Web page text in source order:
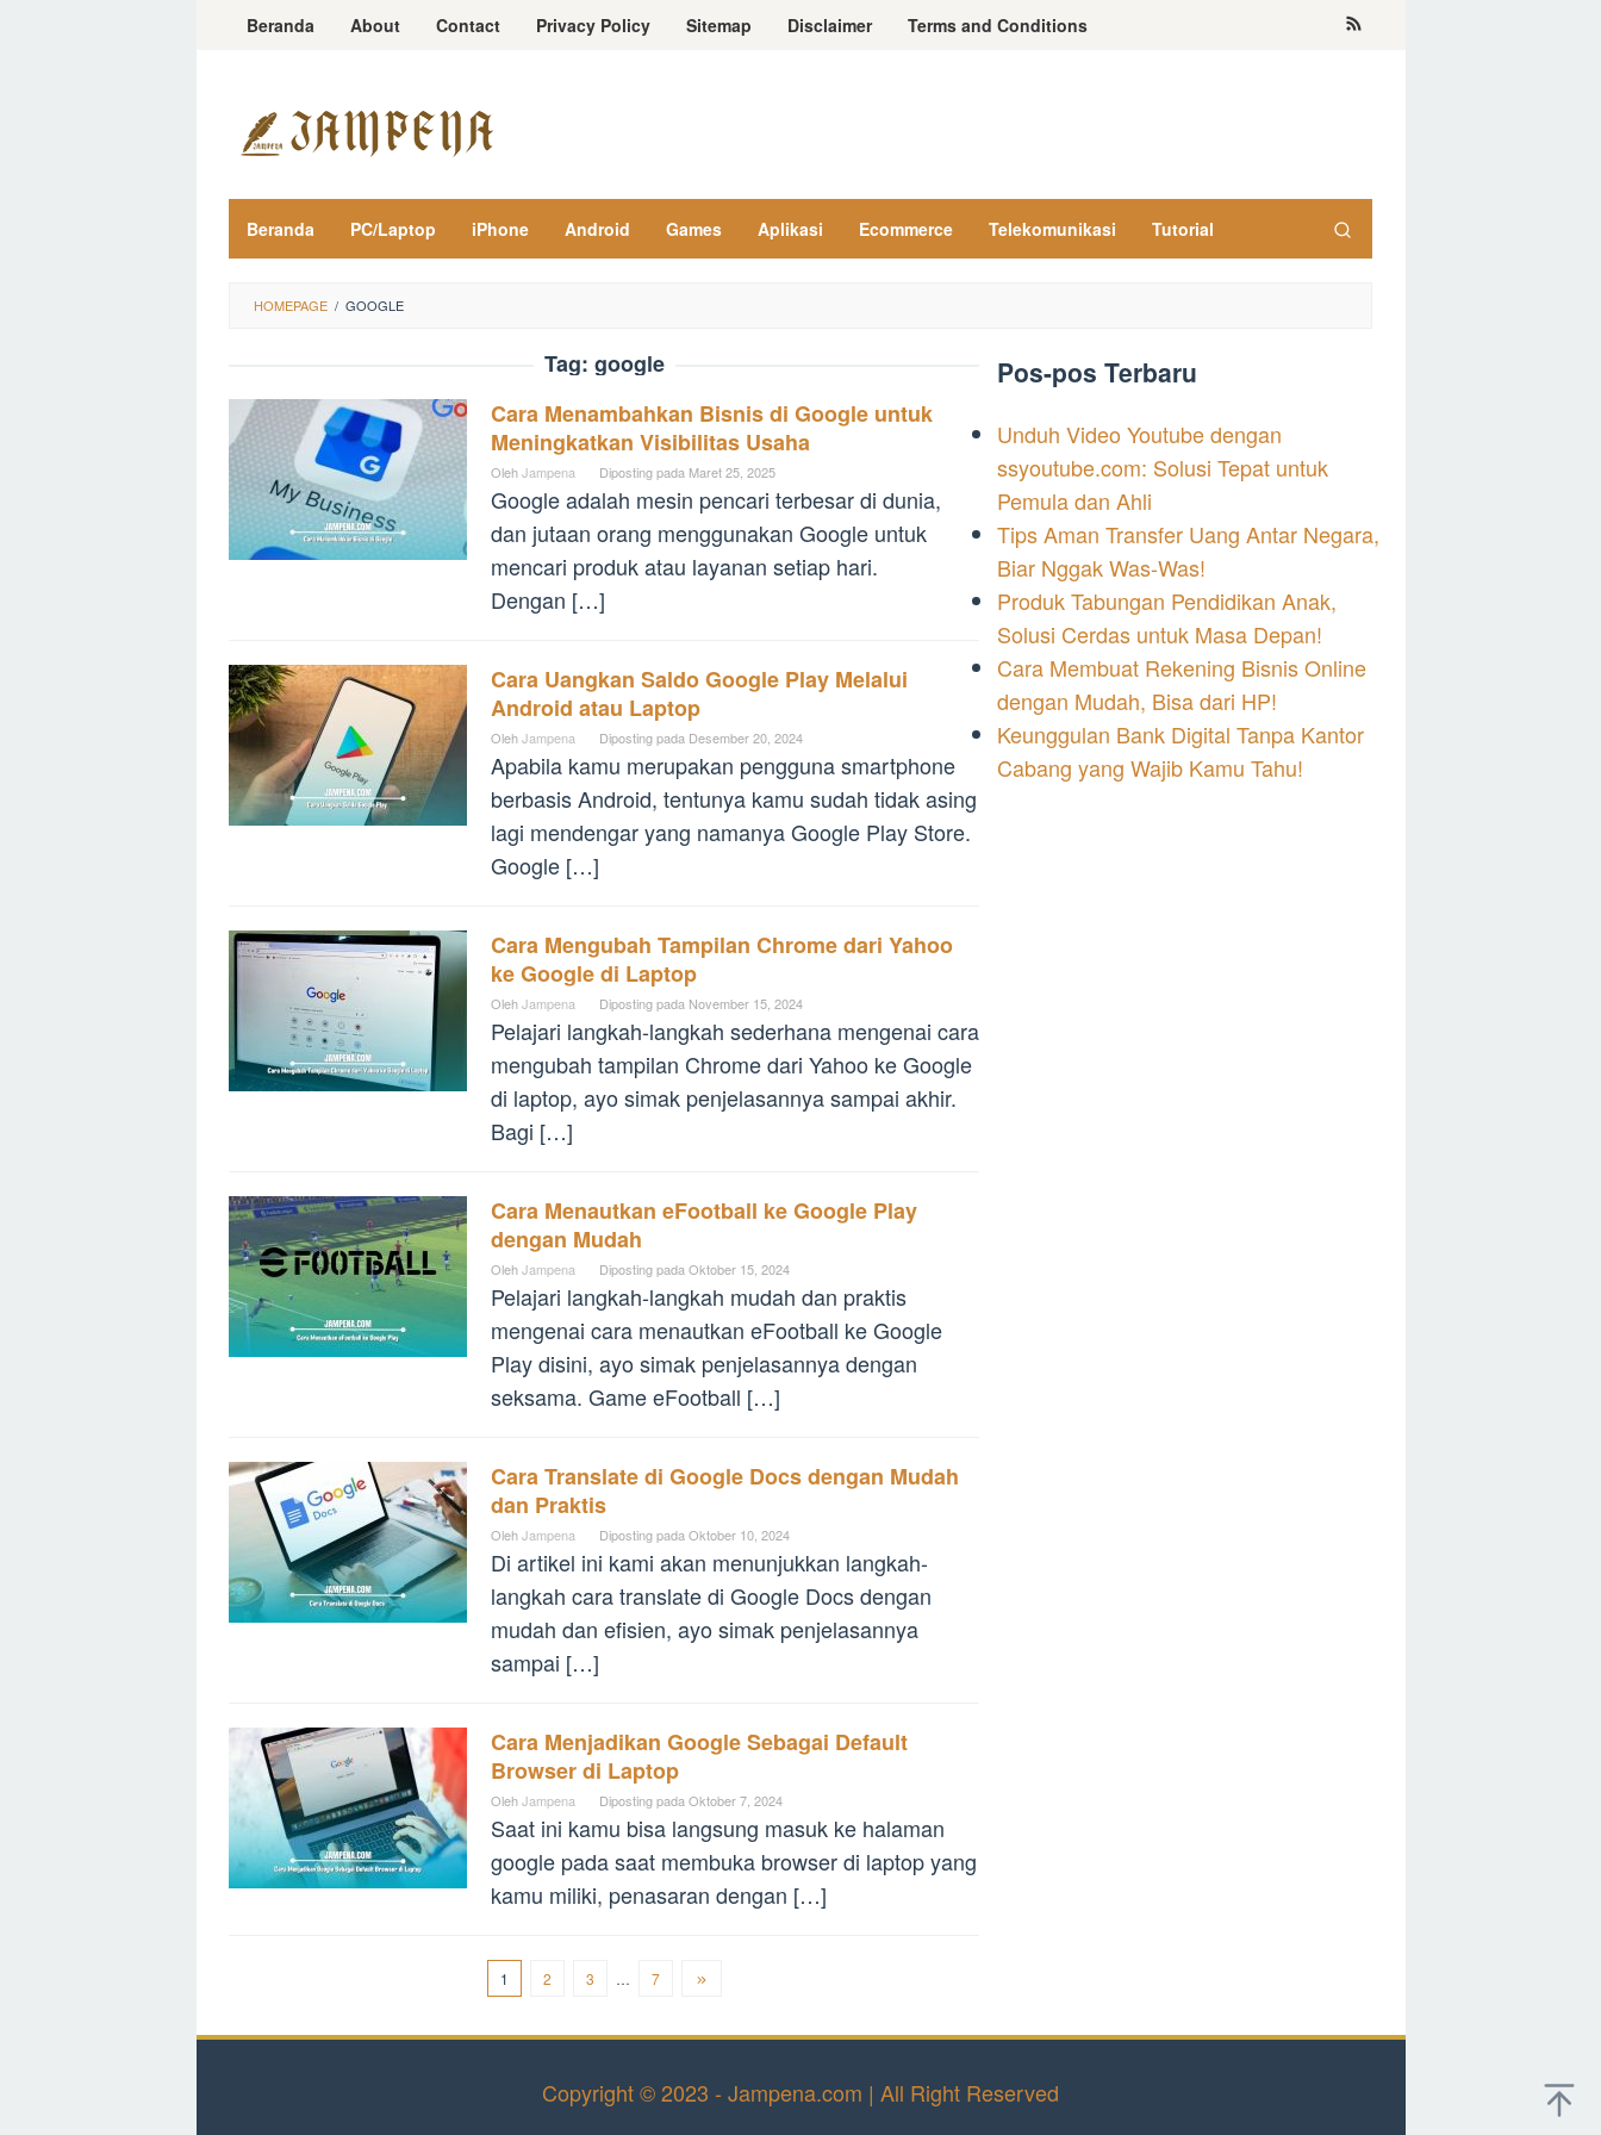
LoncatBeranda About Contact Privacy Policy Sitemap Disclaimer Terms and Conditions
Beranda PC/Laptop iPhone Android Games Aplikasi Ecommerce Telekomunikasi Tutorial
HOMEPAGE / GOOGLE
Tag: google
Cara Menambahkan Bisnis di Google untuk
Meningkatkan Visibilitas Usaha
OlehJampena Diposting pada Maret 25, 2025
Google adalah mesin pencari terbesar di dunia,
dan jutaan orang menggunakan Google untuk
mencari produk atau layanan setiap hari.
Dengan […]
Cara Uangkan Saldo Google Play Melalui
Android atau Laptop
OlehJampena Diposting pada Desember 20, 2024
Apabila kamu merupakan pengguna smartphone
berbasis Android, tentunya kamu sudah tidak asing
lagi mendengar yang namanya Google Play Store.
Google […]
Cara Mengubah Tampilan Chrome dari Yahoo
ke Google di Laptop
OlehJampena Diposting pada November 15, 2024
Pelajari langkah-langkah sederhana mengenai cara
mengubah tampilan Chrome dari Yahoo ke Google
di laptop, ayo simak penjelasannya sampai akhir.
Bagi […]
Cara Menautkan eFootball ke Google Play
dengan Mudah
OlehJampena Diposting pada Oktober 15, 2024
Pelajari langkah-langkah mudah dan praktis
mengenai cara menautkan eFootball ke Google
Play disini, ayo simak penjelasannya dengan
seksama. Game eFootball […]
Cara Translate di Google Docs dengan Mudah
dan Praktis
OlehJampena Diposting pada Oktober 10, 2024
Di artikel ini kami akan menunjukkan langkah-
langkah cara translate di Google Docs dengan
mudah dan efisien, ayo simak penjelasannya
sampai […]
Cara Menjadikan Google Sebagai Default
Browser di Laptop
OlehJampena Diposting pada Oktober 7, 2024
Saat ini kamu bisa langsung masuk ke halaman
google pada saat membuka browser di laptop yang
kamu miliki, penasaran dengan […]
1 2 3 … 7
Pos-pos Terbaru
Unduh Video Youtube dengan
ssyoutube.com: Solusi Tepat untuk
Pemula dan Ahli
Tips Aman Transfer Uang Antar Negara,
Biar Nggak Was-Was!
Produk Tabungan Pendidikan Anak,
Solusi Cerdas untuk Masa Depan!
Cara Membuat Rekening Bisnis Online
dengan Mudah, Bisa dari HP!
Keunggulan Bank Digital Tanpa Kantor
Cabang yang Wajib Kamu Tahu!
Copyright © 2023 - Jampena.com | All Right Reserved